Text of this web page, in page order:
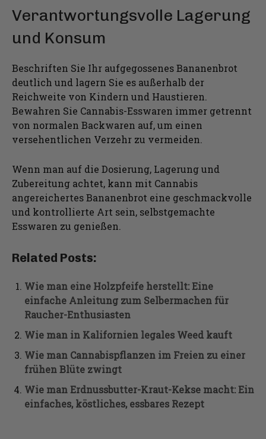
Verantwortungsvolle Lagerung
und Konsum
Beschriften Sie Ihr aufgegossenes Bananenbrot
deutlich und lagern Sie es außerhalb der
Reichweite von Kindern und Haustieren.
Bewahren Sie Cannabis-Esswaren immer getrennt
von normalen Backwaren auf, um einen
versehentlichen Verzehr zu vermeiden.
Wenn man auf die Dosierung, Lagerung und
Zubereitung achtet, kann mit Cannabis
angereichertes Bananenbrot eine geschmackvolle
und kontrollierte Art sein, selbstgemachte
Esswaren zu genießen.
Related Posts:
Wie man eine Holzpfeife herstellt: Eine
einfache Anleitung zum Selbermachen für
Raucher-Enthusiasten
Wie man in Kalifornien legales Weed kauft
Wie man Cannabispflanzen im Freien zu einer
frühen Blüte zwingt
Wie man Erdnussbutter-Kraut-Kekse macht: Ein
einfaches, köstliches, essbares Rezept